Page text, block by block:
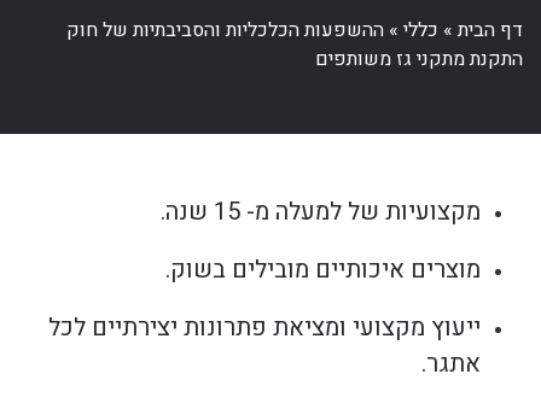
דף הבית» כללי» ההשפעות הכלכליות והסביבתיות של חוק
התקנת מתקני גז משותפים
מקצועיות של למעלה מ- 15 שנה.
מוצרים איכותיים מובילים בשוק.
ייעוץ מקצועי ומציאת פתרונות יצירתיים לכל
אתגר.